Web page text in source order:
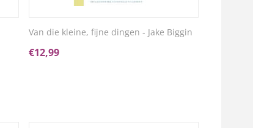
Van die kleine, fijne dingen - Jake Biggin
€12,99